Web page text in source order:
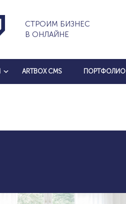
СТРОИМ БИЗНЕС
В ОНЛАЙНЕ
ARTBOX CMS ПОРТФОЛИО